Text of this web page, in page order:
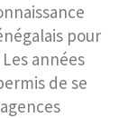
pour
années
de se